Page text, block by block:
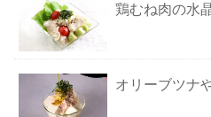
鶏むね肉の水
オリーブツナ